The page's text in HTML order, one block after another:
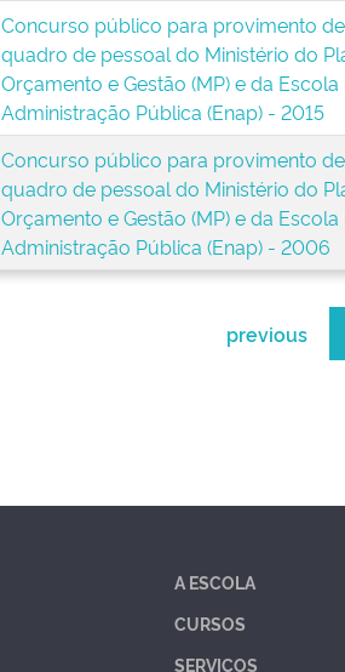
Concurso público para provimento
quadro de pessoal do Ministério do
Orçamento e Gestão (MP) e da
Administração Pública (Enap) - 2015
Concurso público para provimento
quadro de pessoal do Ministério do
Orçamento e Gestão (MP) e da
Administração Pública (Enap) - 2006
previous
A ESCOLA
CURSOS
SERVIÇOS